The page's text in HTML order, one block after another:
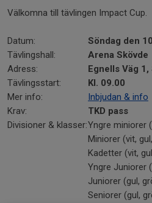
Välkomna till tävlingen Impact Cup.
Datum:
Söndag den
Tävlingshall:
Arena Skövde
Adress:
Egnells Väg 1,
Tävlingsstart:
Kl. 09.00
Mer info:
Inbjudan & info
Krav:
TKD pass
Divisioner & klasser:Yngre miniorer
Miniorer (vit,
Kadetter (vit,
Yngre Juniorer
Juniorer (gul,
Seniorer (gul,